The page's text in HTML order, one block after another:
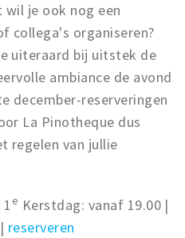
wil je ook nog een
collega's organiseren?
uiteraard bij uitstek de
ambiance de avond
december-reserveringen
La Pinotheque dus
regelen van jullie
e Kerstdag: vanaf 19.00 |
reserveren